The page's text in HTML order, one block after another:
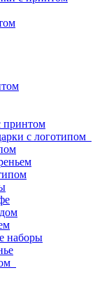
принтом
с логотипом
наборы